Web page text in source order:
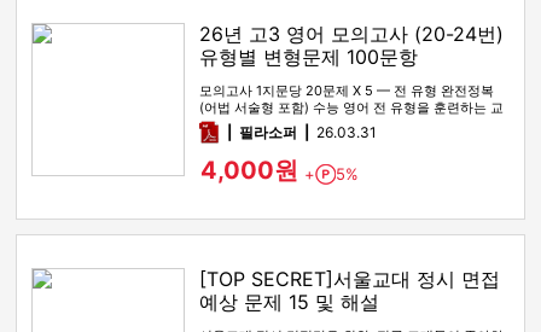
26년 고3 영어 모의고사 (20-24번)
유형별 변형문제 100문항
모의고사 1지문당 20문제 X 5 — 전 유형 완전정복
(어법 서술형 포함) 수능 영어 전 유형을 훈련하는 교
재입니다. 구성…
pdf필라소퍼 26.03.31
4,000원 + Point
5%
[TOP SECRET]서울교대 정시 면접
예상 문제 15 및 해설